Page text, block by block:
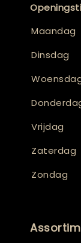
Maandag
Dinsdag
Vrijdag
Zaterdag
Zondag